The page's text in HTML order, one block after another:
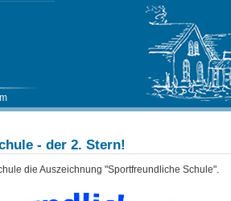
- der 2. Stern!
die Auszeichnung "Sportfreundliche Schule".